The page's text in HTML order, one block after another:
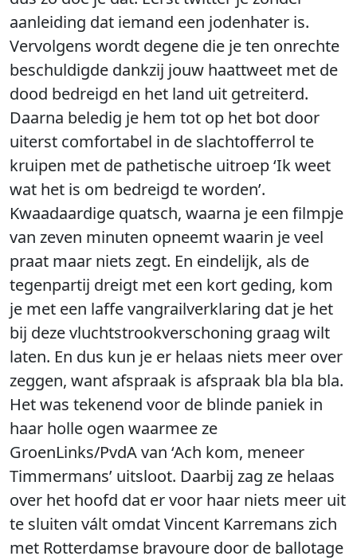
aanleiding dat iemand een jodenhater is.
Vervolgens wordt degene die je ten onrechte
beschuldigde dankzij jouw haattweet met de
dood bedreigd en het land uit getreiterd.
Daarna beledig je hem tot op het bot door
uiterst comfortabel in de slachtofferrol te
kruipen met de pathetische uitroep ‘Ik weet
wat het is om bedreigd te worden’.
Kwaadaardige quatsch, waarna je een filmpje
van zeven minuten opneemt waarin je veel
praat maar niets zegt. En eindelijk, als de
tegenpartij dreigt met een kort geding, kom
je met een laffe vangrailverklaring dat je het
bij deze vluchtstrookverschoning graag wilt
laten. En dus kun je er helaas niets meer over
zeggen, want afspraak is afspraak bla bla bla.
Het was tekenend voor de blinde paniek in
haar holle ogen waarmee ze
GroenLinks/PvdA van ‘Ach kom, meneer
Timmermans’ uitsloot. Daarbij zag ze helaas
over het hoofd dat er voor haar niets meer uit
te sluiten vált omdat Vincent Karremans zich
met Rotterdamse bravoure door de ballotage